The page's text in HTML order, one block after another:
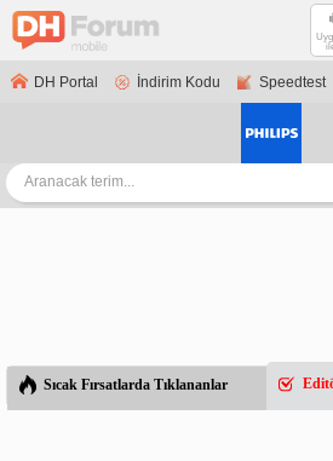
DH Portal İndirim Kodu Speedtest
Sıcak Fırsatlarda Tıklananlar